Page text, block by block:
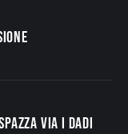
via i dadi